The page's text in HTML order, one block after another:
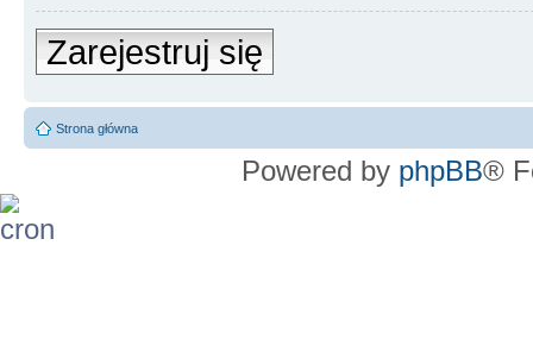
Zarejestruj się
Strona główna
Powered by phpBB®